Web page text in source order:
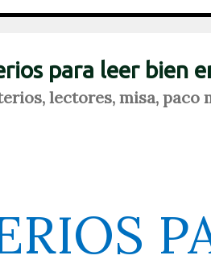
para leer bien
,lectores,misa,paco